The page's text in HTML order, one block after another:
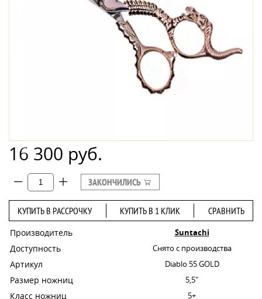
16 300 руб.
ЗАКОНЧИЛИСЬ
КУПИТЬ В РАССРОЧКУ КУПИТЬ В 1 КЛИК СРАВНИТЬ
Производитель Suntachi
Доступность Снято с производства
Артикул Diablo 55 GOLD
Размер ножниц 5,5"
Класс ножниц 5+